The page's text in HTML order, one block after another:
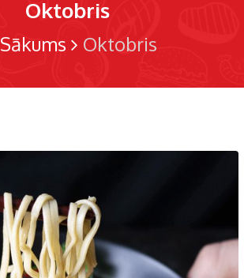
Oktobris
Sākums Oktobris